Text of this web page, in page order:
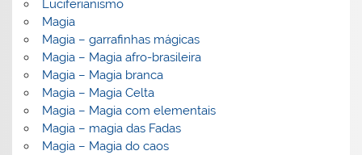
Luciferianismo
Magia
Magia – garrafinhas mágicas
Magia – Magia afro-brasileira
Magia – Magia branca
Magia – Magia Celta
Magia – Magia com elementais
Magia – magia das Fadas
Magia – Magia do caos